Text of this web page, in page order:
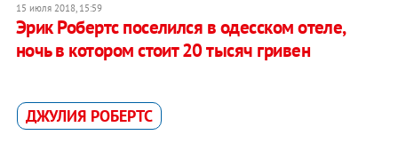
15 июля 2018, 15:59
Эрик Робертс поселился в одесском отеле,
ночь в котором стоит 20 тысяч гривен
ДЖУЛИЯ РОБЕРТС